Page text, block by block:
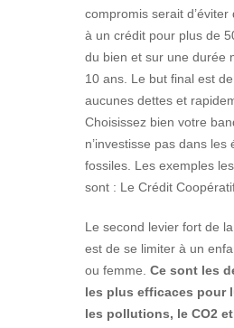
compromis serait d’éviter
à un crédit pour plus de
du bien et sur une durée
10 ans. Le but final est de
aucunes dettes et
Choisissez bien votre
n’investisse pas dans les
fossiles. Les exemples
sont : Le Crédit
Le second levier fort de
est de se limiter à un
ou femme. Ce sont les
les plus efficaces pour
les pollutions, le CO2